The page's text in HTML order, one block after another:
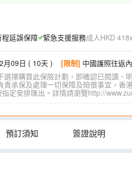
延誤保障 緊急支援服務成人HKD
月09日 ( 10天 ) [限制] 中國護照往返
擇購買此保險計劃，即確認已閱讀
承保及處理一切保障及賠償事宜，
定安排匯出。詳情請瀏覽http://
預訂須知 簽證說明